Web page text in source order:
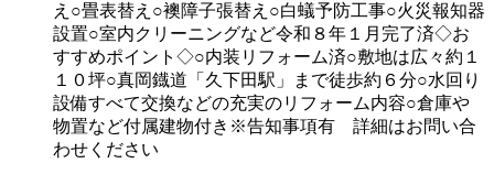
え○畳表替え○襖障子張替え○白蟻予防工事○火災報知器
設置○室内クリーニングなど令和８年１月完了済◇お
すすめポイント◇○内装リフォーム済○敷地は広々約１
１０坪○真岡鐡道「久下田駅」まで徒歩約６分○水回り
設備すべて交換などの充実のリフォーム内容○倉庫や
物置など付属建物付き※告知事項有 詳細はお問い合
わせください